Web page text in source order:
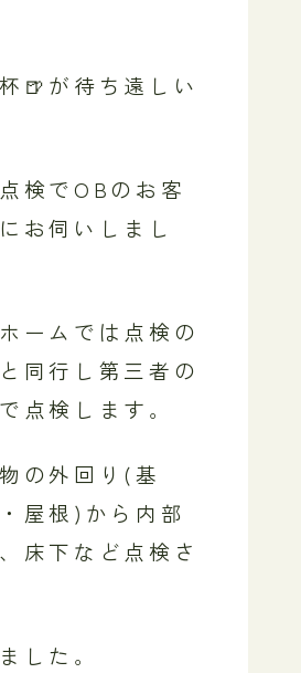
🍺が待ち遠しい
検でOBのお客
お伺いしまし
ームでは点検の
同行し第三者の
点検します。
の外回り(基
屋根)から内部
床下など点検さ
した。